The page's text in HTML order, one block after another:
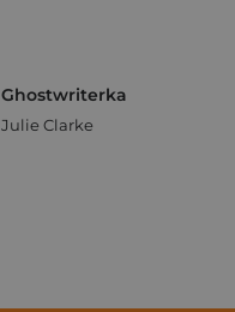
Ghostwriterka
Julie Clarke